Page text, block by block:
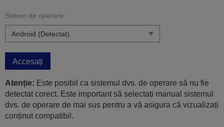
Sistem de operare:
Accesați
Atenție: Este posibil ca sistemul dvs. de operare să nu fie
detectat corect. Este important să selectați manual sistemul
dvs. de operare de mai sus pentru a vă asigura că vizualizați
conținut compatibil.